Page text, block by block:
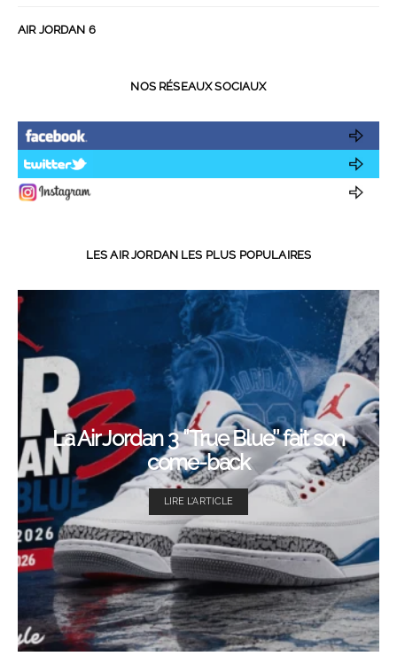
AIR JORDAN 6
NOS RÉSEAUX SOCIAUX
LES AIR JORDAN LES PLUS POPULAIRES
La Air Jordan 3 ‘’True Blue’’ fait son
come-back
LIRE L'ARTICLE